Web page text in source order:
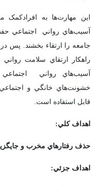
اين مهارت‌ها به
آسيب‌هاي رواني اجتماعي
جامعه را ارتقاء بخشند. پس
راهکار ارتقاي سلامت
آسيب‌هاي رواني اجتماعي
خشونت‌هاي خانگي و
قابل استفاده است.
اهداف کلي:
حذف رفتارهاي مخرب و
اهداف جزئي: